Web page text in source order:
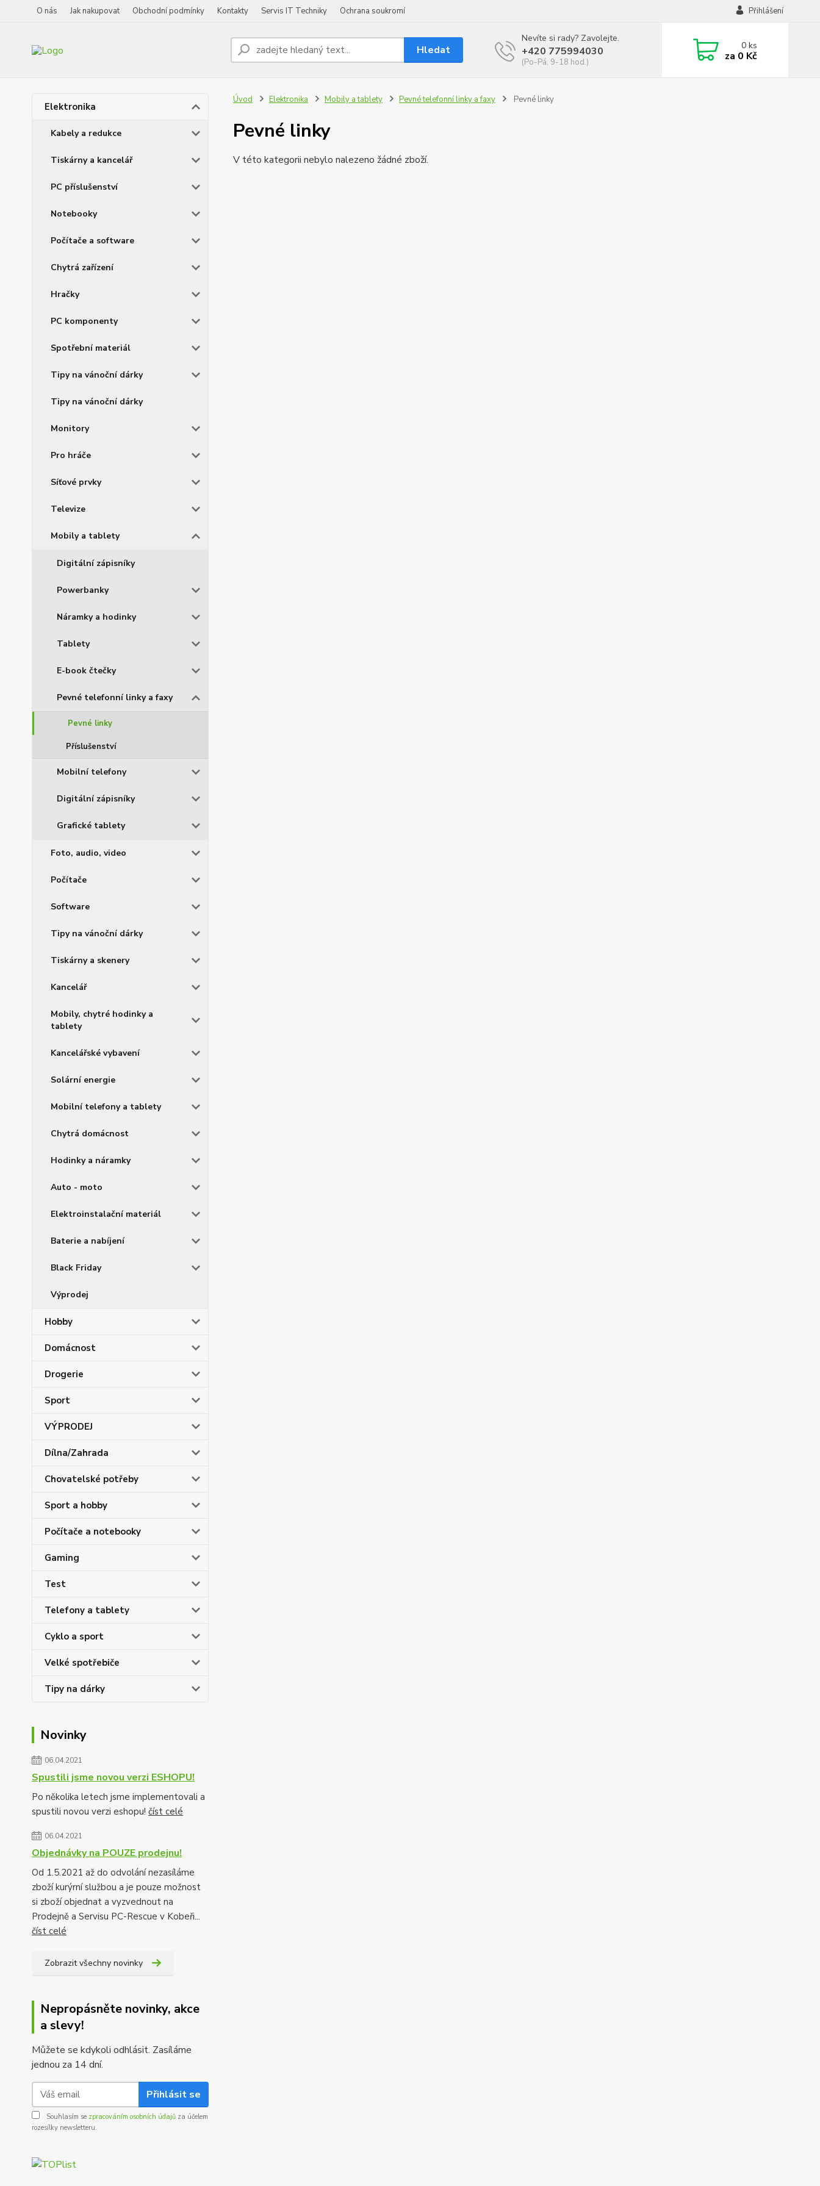
O nás Jak nakupovat Obchodní podmínky Kontakty Servis IT Techniky Ochrana soukromí Přihlášení
Hledat
Nevíte si rady? Zavolejte.
+420 775994030
(Po-Pá, 9-18 hod.)
0ks
za 0 Kč
Elektronika
Kabely a redukce
Tiskárny a kancelář
PC příslušenství
Notebooky
Počítače a software
Chytrá zařízení
Hračky
PC komponenty
Spotřební materiál
Tipy na vánoční dárky
Tipy na vánoční dárky
Monitory
Pro hráče
Síťové prvky
Televize
Mobily a tablety
Digitální zápisníky
Powerbanky
Náramky a hodinky
Tablety
E-book čtečky
Pevné telefonní linky a faxy
Pevné linky
Příslušenství
Mobilní telefony
Digitální zápisníky
Grafické tablety
Foto, audio, video
Počítače
Software
Tipy na vánoční dárky
Tiskárny a skenery
Kancelář
Mobily, chytré hodinky a
tablety
Kancelářské vybavení
Solární energie
Mobilní telefony a tablety
Chytrá domácnost
Hodinky a náramky
Auto - moto
Elektroinstalační materiál
Baterie a nabíjení
Black Friday
Výprodej
Hobby
Domácnost
Drogerie
Sport
VÝPRODEJ
Dílna/Zahrada
Chovatelské potřeby
Sport a hobby
Počítače a notebooky
Gaming
Test
Telefony a tablety
Cyklo a sport
Velké spotřebiče
Tipy na dárky
Novinky
06.04.2021
Spustili jsme novou verzi ESHOPU!
Po několika letech jsme implementovali a
spustili novou verzi eshopu! číst celé
06.04.2021
Objednávky na POUZE prodejnu!
Od 1.5.2021 až do odvolání nezasíláme
zboží kurýrní službou a je pouze možnost
si zboží objednat a vyzvednout na
Prodejně a Servisu PC-Rescue v Kobeři...
číst celé
Zobrazit všechny novinky
Nepropásněte novinky, akce
a slevy!
Můžete se kdykoli odhlásit. Zasíláme
jednou za 14 dní.
Přihlásit se
Souhlasím se zpracováním osobních údajů za účelem
rozesílky newsletteru.
Úvod Elektronika Mobily a tablety Pevné telefonní linky a faxy Pevné linky
Pevné linky
V této kategorii nebylo nalezeno žádné zboží.